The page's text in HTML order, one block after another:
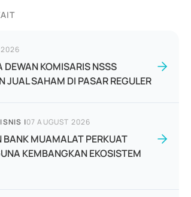
DEWAN KOMISARIS NSSS
JUAL SAHAM DI PASAR REGULER
|07 AUGUST 2026
BANK MUAMALAT PERKUAT
KEMBANGKAN EKOSISTEM